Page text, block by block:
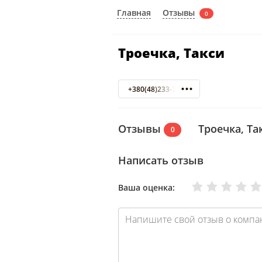
Главная Отзывы 0
Троечка, Такси
+380(48)233-33-36
Отзывы 0 Троечка,
Написать отзыв
Ваша оценка: Отлично
Хорошо
Нормально
Плохо
Очень плохо